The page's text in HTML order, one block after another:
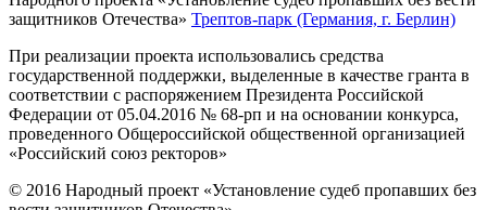
защитников Отечества» Трептов-парк (Германия, г. Берлин)
При реализации проекта использовались средства
государственной поддержки, выделенные в качестве гранта в
соответствии с распоряжением Президента Российской
Федерации от 05.04.2016 № 68-рп и на основании конкурса,
проведенного Общероссийской общественной организацией
«Российский союз ректоров»
© 2016 Народный проект «Установление судеб пропавших без